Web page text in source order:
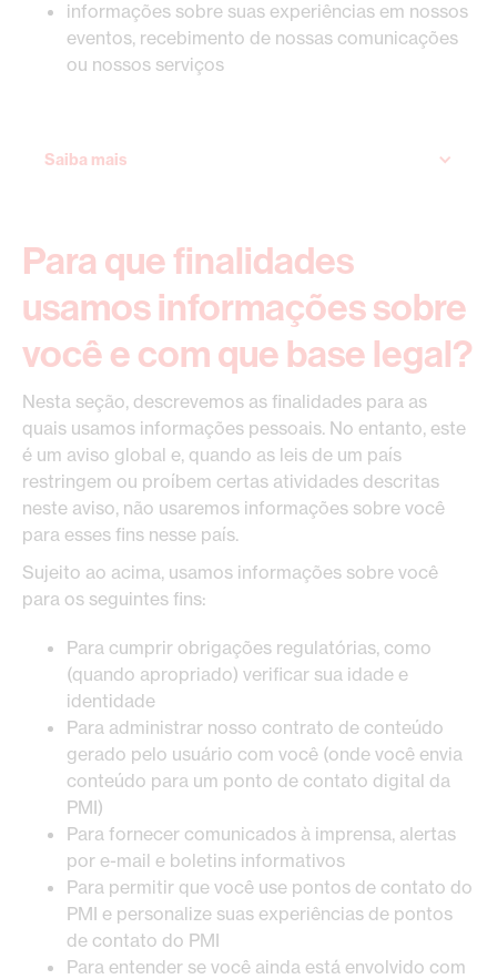
informações sobre suas experiências em nossos
eventos, recebimento de nossas comunicações
ou nossos serviços
Saiba mais
Para que finalidades
usamos informações sobre
você e com que base legal?
Nesta seção, descrevemos as finalidades para as
quais usamos informações pessoais. No entanto, este
é um aviso global e, quando as leis de um país
restringem ou proíbem certas atividades descritas
neste aviso, não usaremos informações sobre você
para esses fins nesse país.
Sujeito ao acima, usamos informações sobre você
para os seguintes fins:
Para cumprir obrigações regulatórias, como
(quando apropriado) verificar sua idade e
identidade
Para administrar nosso contrato de conteúdo
gerado pelo usuário com você (onde você envia
conteúdo para um ponto de contato digital da
PMI)
Para fornecer comunicados à imprensa, alertas
por e-mail e boletins informativos
Para permitir que você use pontos de contato do
PMI e personalize suas experiências de pontos
de contato do PMI
Para entender se você ainda está envolvido com